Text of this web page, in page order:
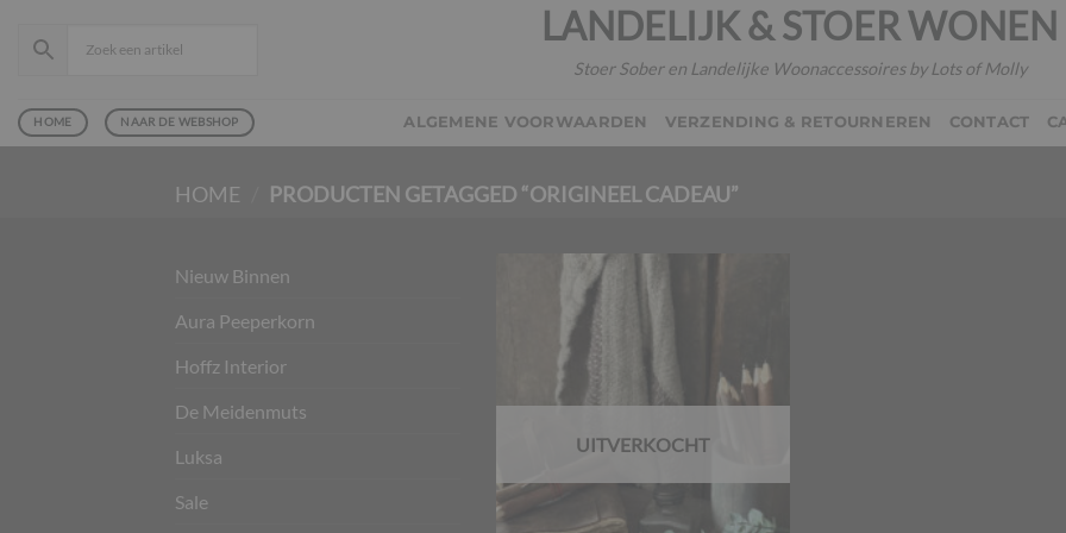
naar
LANDELIJK & STOER WONEN
Stoer Sober en Landelijke Woonaccessoires by Lots of Molly
HOME NAAR DE WEBSHOP ALGEMENE VOORWAARDEN VERZENDING & RETOURNEREN CONTACT
HOME PRODUCTEN GETAGGED “ORIGINEEL CADEAU”
Nieuw Binnen
Aura Peeperkorn
Hoffz Interior
De Meidenmuts
Luksa
Sale
UITVERKOCHT